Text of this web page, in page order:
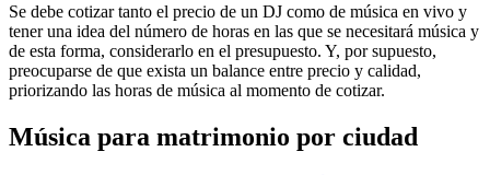
Se debe cotizar tanto el precio de un DJ como de música en vivo y
tener una idea del número de horas en las que se necesitará música y
de esta forma, considerarlo en el presupuesto. Y, por supuesto,
preocuparse de que exista un balance entre precio y calidad,
priorizando las horas de música al momento de cotizar.
Música para matrimonio por ciudad